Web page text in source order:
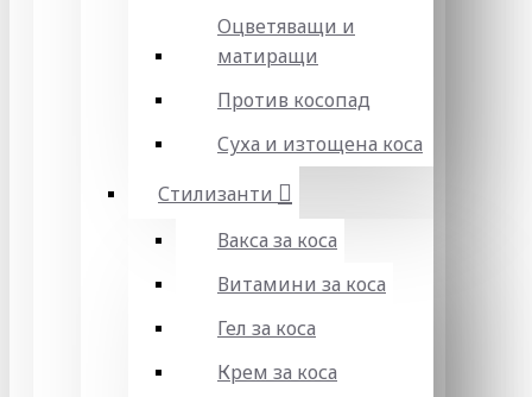
Оцветяващи и
матиращи
Против косопад
Суха и изтощена коса
Стилизанти
Вакса за коса
Витамини за коса
Гел за коса
Крем за коса